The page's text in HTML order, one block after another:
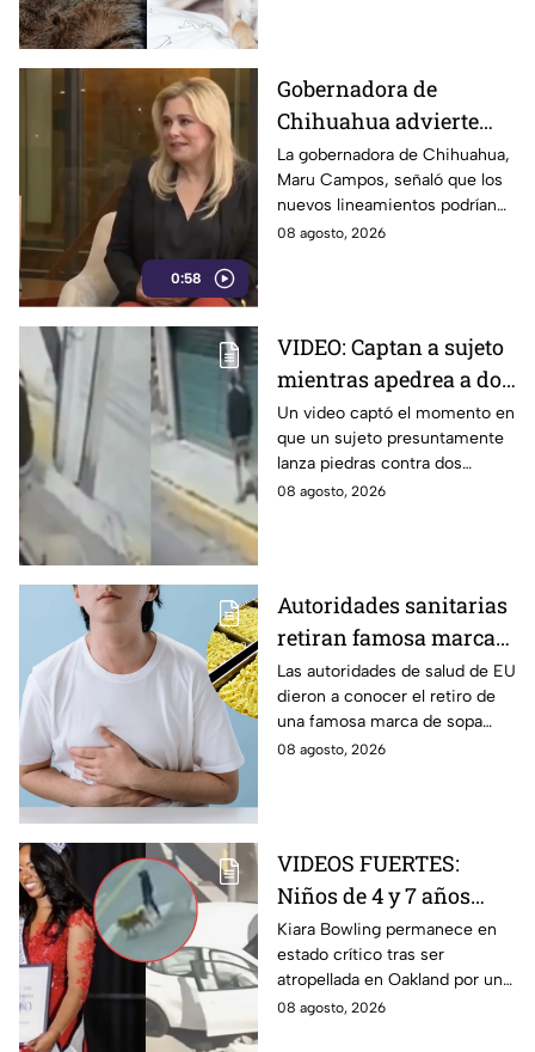
0:58
Gobernadora de
Chihuahua advierte
riesgos para la libertad
de expresión por
nuevos lineamientos
del gobierno federal
La gobernadora de Chihuahua,
Maru Campos, señaló que los
nuevos lineamientos podrían
representar un riesgo para la
08 agosto, 2026
VIDEO: Captan a sujeto
mientras apedrea a dos
jóvenes en plena calle
en Calpulalpan,
Tlaxcala
Un video captó el momento en
que un sujeto presuntamente
lanza piedras contra dos
jóvenes en el periférico de
08 agosto, 2026
Autoridades sanitarias
retiran famosa marca
de sopa INSTANTÁNEA
por peligroso
ingrediente
Las autoridades de salud de EU
dieron a conocer el retiro de
una famosa marca de sopa
instantánea japonesa por
08 agosto, 2026
VIDEOS FUERTES:
Niños de 4 y 7 años
toman un auto a
escondidas y
atropellan a una joven
en California
Kiara Bowling permanece en
estado crítico tras ser
atropellada en Oakland por un
automóvil que, de acuerdo con
08 agosto, 2026